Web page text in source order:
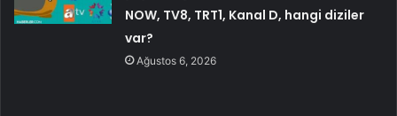
NOW, TV8, TRT1, Kanal D, hangi diziler
var?
Ağustos 6, 2026